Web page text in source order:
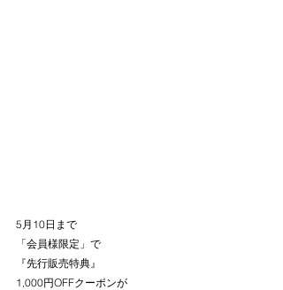
5月10日まで
「会員様限定」で
『先行販売特典』
1,000円OFFクーポンが